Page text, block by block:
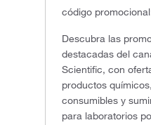
código
Descubra las
destacadas del
Scientific, con
productos
consumibles y
para laboratorios